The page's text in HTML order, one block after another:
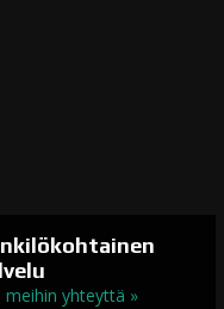
meihin yhteyttä »